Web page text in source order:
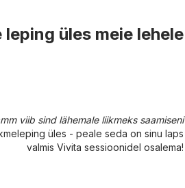
leping üles meie lehele
viib sind lähemale liikmeks saamiseni
üles - peale seda on sinu laps
valmis Vivita sessioonidel osalema!